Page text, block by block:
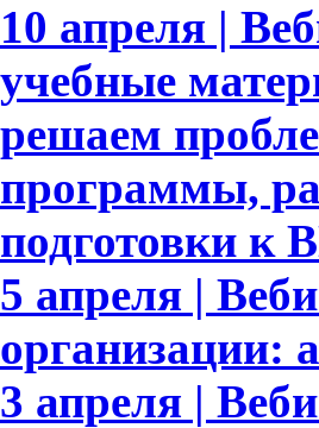
10 апреля |
учебные
решаем
программы,
подготовки к
5 апреля |
организации:
3 апреля |